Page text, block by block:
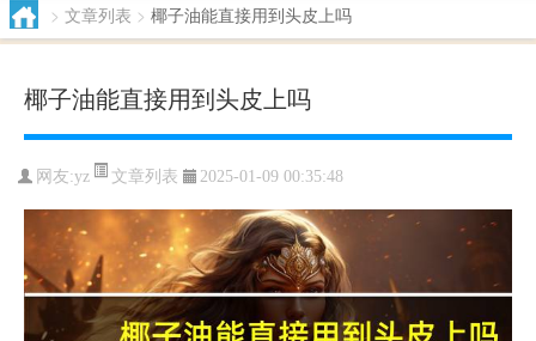
> 文章列表 > 椰子油能直接用到头皮上吗
椰子油能直接用到头皮上吗
网友:yz 文章列表 2025-01-09 00:35:48